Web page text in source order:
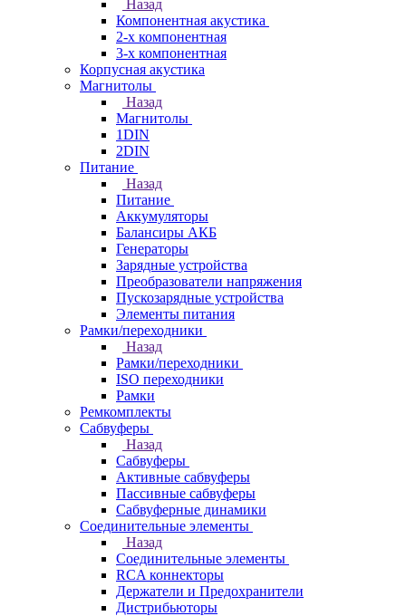
Назад
Компонентная акустика
2-х компонентная
3-х компонентная
Корпусная акустика
Магнитолы
Назад
Магнитолы
1DIN
2DIN
Питание
Назад
Питание
Аккумуляторы
Балансиры АКБ
Генераторы
Зарядные устройства
Преобразователи напряжения
Пускозарядные устройства
Элементы питания
Рамки/переходники
Назад
Рамки/переходники
ISO переходники
Рамки
Ремкомплекты
Сабвуферы
Назад
Сабвуферы
Активные сабвуферы
Пассивные сабвуферы
Сабвуферные динамики
Соединительные элементы
Назад
Соединительные элементы
RCA коннекторы
Держатели и Предохранители
Дистрибьюторы